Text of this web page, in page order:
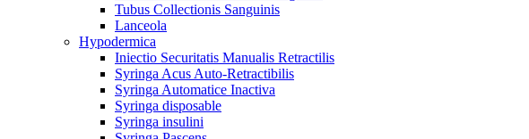
Tubus Collectionis Sanguinis
Lanceola
Hypodermica
Iniectio Securitatis Manualis Retractilis
Syringa Acus Auto-Retractibilis
Syringa Automatice Inactiva
Syringa disposable
Syringa insulini